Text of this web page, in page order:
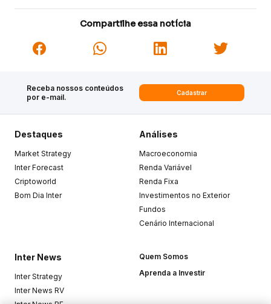
Compartilhe essa notícia
Receba nossos conteúdos
por e-mail.
Cadastrar
Destaques
Market Strategy
Inter Forecast
Criptoworld
Bom Dia Inter
Análises
Macroeconomia
Renda Variável
Renda Fixa
Investimentos no Exterior
Fundos
Cenário Internacional
Inter News
Inter Strategy
Inter News RV
Quem Somos
Aprenda a Investir